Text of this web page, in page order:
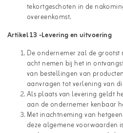
tekortgeschoten in de
overeenkomst.
Artikel 13 -Levering en uitvoering
De ondernemer zal de
acht nemen bij het in
van bestellingen van
aanvragen tot verlening van
Als plaats van levering geldt
aan de ondernemer kenbaar
Met inachtneming van
deze algemene voorwaarden